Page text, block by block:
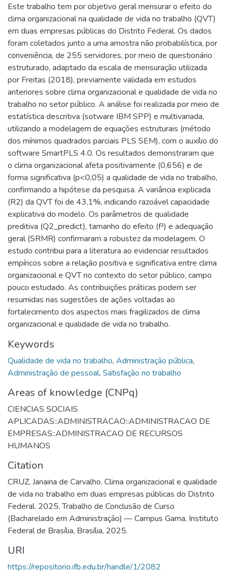
Este trabalho tem por objetivo geral mensurar o efeito do
clima organizacional na qualidade de vida no trabalho (QVT)
em duas empresas públicas do Distrito Federal. Os dados
foram coletados junto a uma amostra não probabilística, por
conveniência, de 255 servidores, por meio de questionário
estruturado, adaptado da escala de mensuração utilizada
por Freitas (2018), previamente validada em estudos
anteriores sobre clima organizacional e qualidade de vida no
trabalho no setor público. A análise foi realizada por meio de
estatística descritiva (sotware IBM SPP) e multivariada,
utilizando a modelagem de equações estruturais (método
dos mínimos quadrados parciais PLS SEM), com o auxílio do
software SmartPLS 4.0. Os resultados demonstraram que
o clima organizacional afeta positivamente (0,656) e de
forma significativa (p<0,05) a qualidade de vida no trabalho,
confirmando a hipótese da pesquisa. A variância explicada
(R2) da QVT foi de 43,1%, indicando razoável capacidade
explicativa do modelo. Os parâmetros de qualidade
preditiva (Q2_predict), tamanho do efeito (f²) e adequação
geral (SRMR) confirmaram a robustez da modelagem. O
estudo contribui para a literatura ao evidenciar resultados
empíricos sobre a relação positiva e significativa entre clima
organizacional e QVT no contexto do setor público, campo
pouco estudado. As contribuições práticas podem ser
resumidas nas sugestões de ações voltadas ao
fortalecimento dos aspectos mais fragilizados de clima
organizacional e qualidade de vida no trabalho.
Keywords
Qualidade de vida no trabalho, Administração pública,
Administração de pessoal, Satisfação no trabalho
Areas of knowledge (CNPq)
CIENCIAS SOCIAIS
APLICADAS::ADMINISTRACAO::ADMINISTRACAO DE
EMPRESAS::ADMINISTRACAO DE RECURSOS
HUMANOS
Citation
CRUZ, Janaina de Carvalho. Clima organizacional e qualidade
de vida no trabalho em duas empresas públicas do Distrito
Federal. 2025. Trabalho de Conclusão de Curso
(Bacharelado em Administração) — Campus Gama, Instituto
Federal de Brasília, Brasília, 2025.
URI
https://repositorio.ifb.edu.br/handle/1/2082